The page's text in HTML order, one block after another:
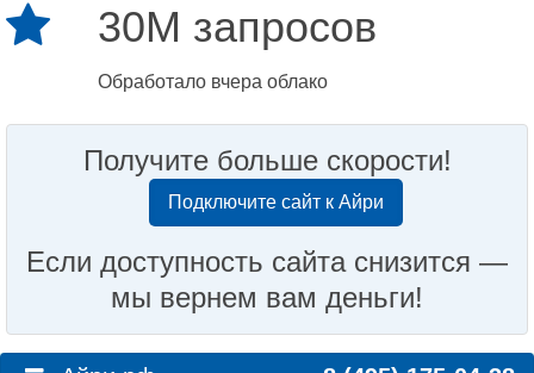
30M запросов
Обработало вчера облако
Получите больше скорости!
Подключите сайт к Айри
Если доступность сайта снизится —
мы вернем вам деньги!